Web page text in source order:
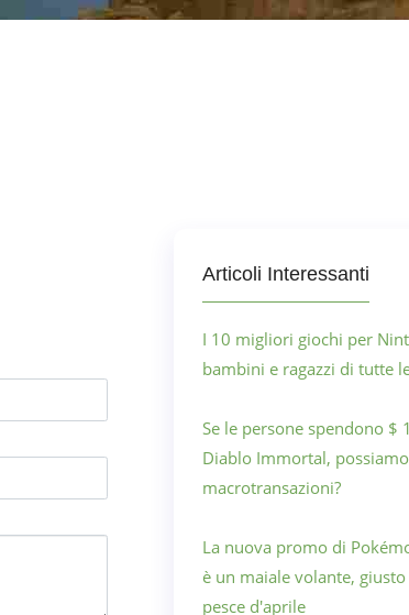
Articoli Interessanti
I 10 migliori giochi per
bambini e ragazzi di tutte
Se le persone spendono $
Diablo Immortal,
macrotransazioni?
La nuova promo di
è un maiale volante,
pesce d'aprile